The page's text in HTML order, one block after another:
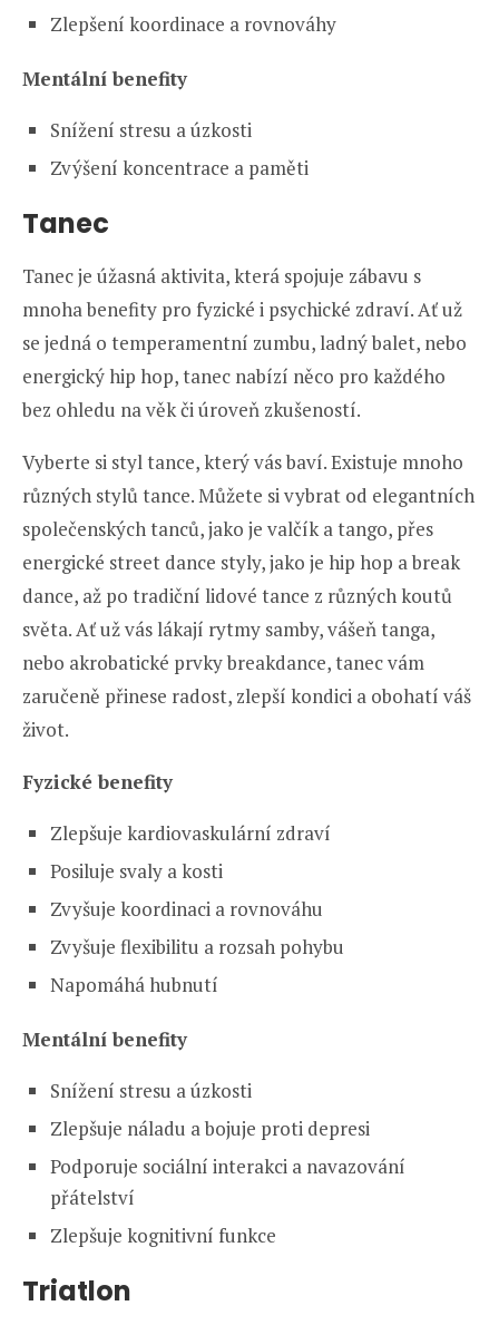
Zlepšení koordinace a rovnováhy
Mentální benefity
Snížení stresu a úzkosti
Zvýšení koncentrace a paměti
Tanec
Tanec je úžasná aktivita, která spojuje zábavu s
mnoha benefity pro fyzické i psychické zdraví. Ať už
se jedná o temperamentní zumbu, ladný balet, nebo
energický hip hop, tanec nabízí něco pro každého
bez ohledu na věk či úroveň zkušeností.
Vyberte si styl tance, který vás baví. Existuje mnoho
různých stylů tance. Můžete si vybrat od elegantních
společenských tanců, jako je valčík a tango, přes
energické street dance styly, jako je hip hop a break
dance, až po tradiční lidové tance z různých koutů
světa. Ať už vás lákají rytmy samby, vášeň tanga,
nebo akrobatické prvky breakdance, tanec vám
zaručeně přinese radost, zlepší kondici a obohatí váš
život.
Fyzické benefity
Zlepšuje kardiovaskulární zdraví
Posiluje svaly a kosti
Zvyšuje koordinaci a rovnováhu
Zvyšuje flexibilitu a rozsah pohybu
Napomáhá hubnutí
Mentální benefity
Snížení stresu a úzkosti
Zlepšuje náladu a bojuje proti depresi
Podporuje sociální interakci a navazování
přátelství
Zlepšuje kognitivní funkce
Triatlon